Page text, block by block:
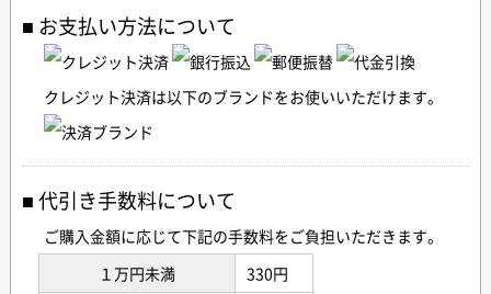
お支払い方法について
クレジット決済は以下のブランドをお使いいただけます。
代引き手数料について
ご購入金額に応じて下記の手数料をご負担いただきます。
１万円未満
330円